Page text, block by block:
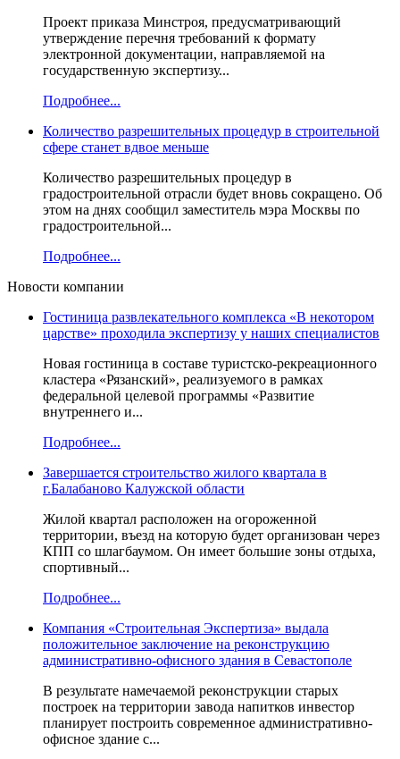
Проект приказа Минстроя, предусматривающий
утверждение перечня требований к формату
электронной документации, направляемой на
государственную экспертизу...
Подробнее...
Количество разрешительных процедур в строительной
сфере станет вдвое меньше
Количество разрешительных процедур в
градостроительной отрасли будет вновь сокращено. Об
этом на днях сообщил заместитель мэра Москвы по
градостроительной...
Подробнее...
Новости компании
Гостиница развлекательного комплекса «В некотором
царстве» проходила экспертизу у наших специалистов
Новая гостиница в составе туристско-рекреационного
кластера «Рязанский», реализуемого в рамках
федеральной целевой программы «Развитие
внутреннего и...
Подробнее...
Завершается строительство жилого квартала в
г.Балабаново Калужской области
Жилой квартал расположен на огороженной
территории, въезд на которую будет организован через
КПП со шлагбаумом. Он имеет большие зоны отдыха,
спортивный...
Подробнее...
Компания «Строительная Экспертиза» выдала
положительное заключение на реконструкцию
административно-офисного здания в Севастополе
В результате намечаемой реконструкции старых
построек на территории завода напитков инвестор
планирует построить современное административно-
офисное здание с...